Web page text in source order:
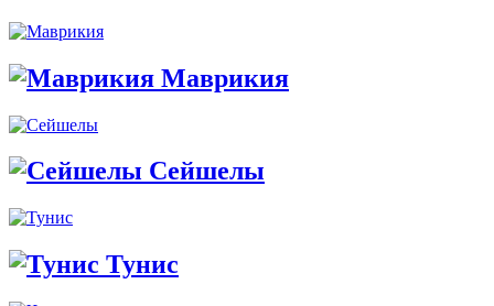
Маврикия
Сейшелы
Тунис